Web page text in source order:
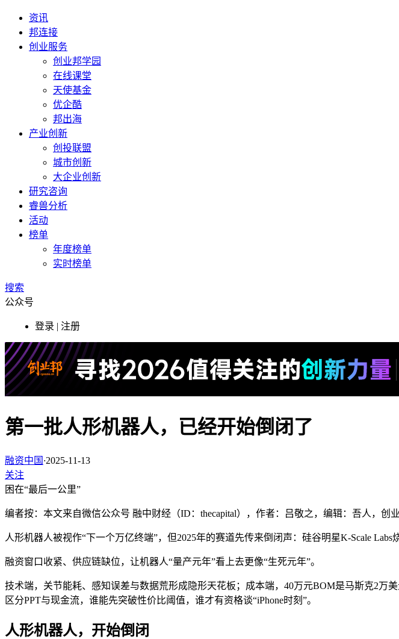
资讯
邦连接
创业服务
创业邦学园
在线课堂
天使基金
优企酷
邦出海
产业创新
创投联盟
城市创新
大企业创新
研究咨询
睿兽分析
活动
榜单
年度榜单
实时榜单
搜索
公众号
登录 | 注册
第一批人形机器人，已经开始倒闭了
融资中国 ·2025-11-13
关注
困在“最后一公里”
编者按：本文来自微信公众号 融中财经（ID：thecapital），作者：吕敬之，编辑：吾人，创
人形机器人被视作“下一个万亿终端”，但2025年的赛道先传来倒闭声：硅谷明星K-Scale
融资窗口收紧、供应链缺位，让机器人“量产元年”看上去更像“生死元年”。
技术端，关节能耗、感知误差与数据荒形成隐形天花板；成本端，40万元BOM是马斯克2
区分PPT与现金流，谁能先突破性价比阈值，谁才有资格谈“iPhone时刻”。
人形机器人，开始倒闭